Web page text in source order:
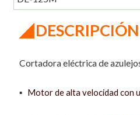
◢DESCRIPCIÓN
Cortadora eléctrica de
▪ Motor de alta velocidad con